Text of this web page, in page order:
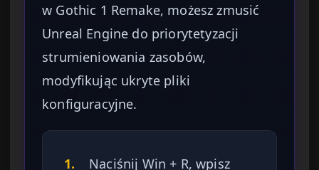
w Gothic 1 Remake, możesz zmusić
Unreal Engine do priorytetyzacji
strumieniowania zasobów,
modyfikując ukryte pliki
konfiguracyjne.
1. Naciśnij Win + R, wpisz